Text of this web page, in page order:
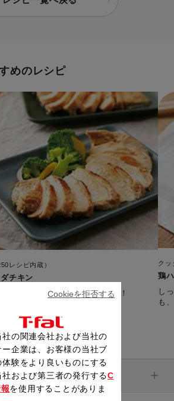
めのレシピ
レシピ内蔵）
チキン
短で簡単な糖質コントロール食！
クッ
鶏
し
社の関連会社および当社の
ー企業は、お客様の当社ブ
体験をより良いものにする
社および第三者の発行するC
を使用することがありま
Cookieを拒否する